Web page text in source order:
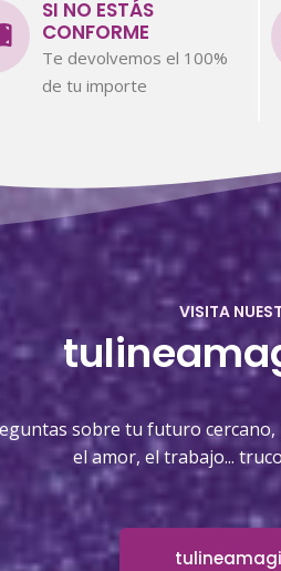
SI NO ESTÁS
CONFORME
Te devolvemos el 100%
de tu importe
VISITA
sobre tu futuro
el amor, el trabajo...